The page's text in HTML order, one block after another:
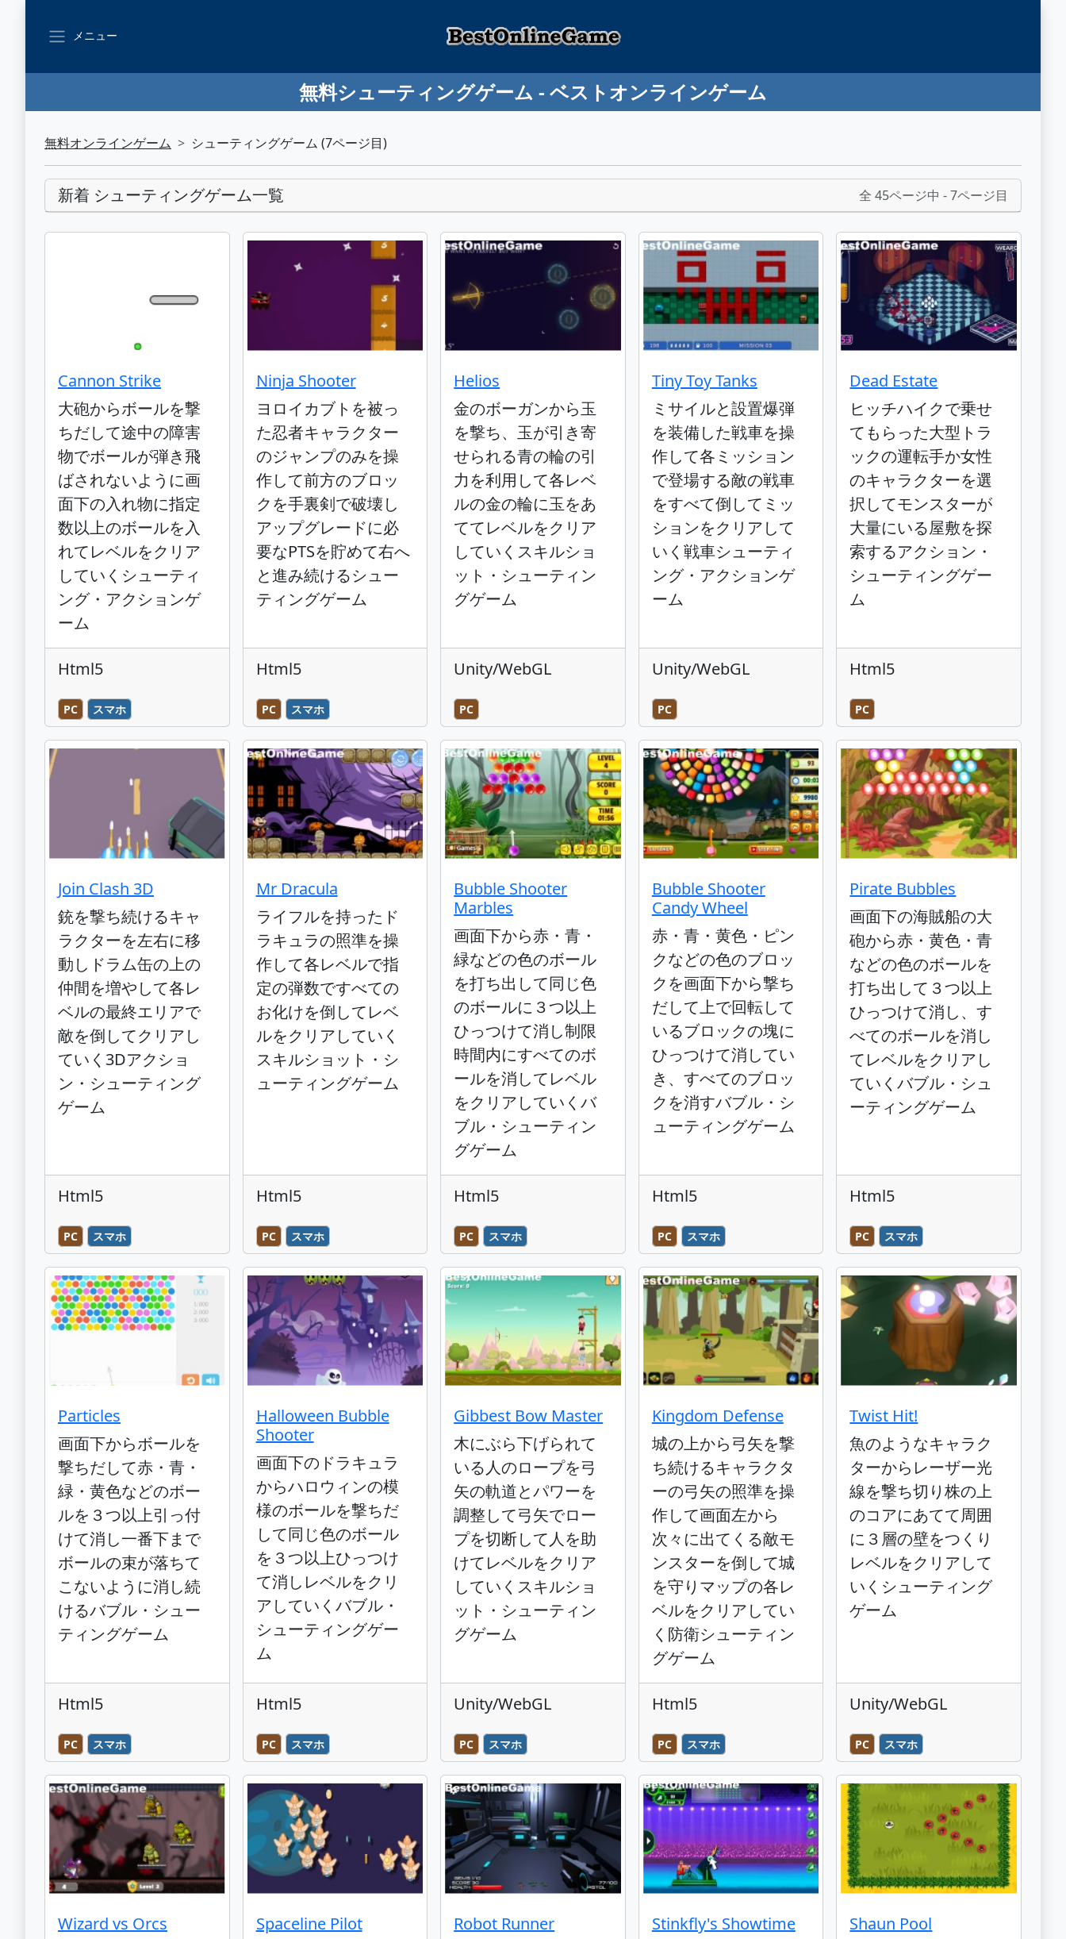
メニュー
無料シューティングゲーム - ベストオンラインゲーム
無料オンラインゲーム シューティングゲーム (7ページ目)
新着 シューティングゲーム一覧 全 45ページ中 - 7ページ目
Cannon Strike
大砲からボールを撃
ちだして途中の障害
物でボールが弾き飛
ばされないように画
面下の入れ物に指定
数以上のボールを入
れてレベルをクリア
していくシューティ
ング・アクションゲ
ーム
Html5
PC スマホ
Ninja Shooter
ヨロイカブトを被っ
た忍者キャラクター
のジャンプのみを操
作して前方のブロッ
クを手裏剣で破壊し
アップグレードに必
要なPTSを貯めて右へ
と進み続けるシュー
ティングゲーム
Html5
PC スマホ
Helios
金のボーガンから玉
を撃ち、玉が引き寄
せられる青の輪の引
力を利用して各レベ
ルの金の輪に玉をあ
ててレベルをクリア
していくスキルショ
ット・シューティン
グゲーム
Unity/WebGL
PC
Tiny Toy Tanks
ミサイルと設置爆弾
を装備した戦車を操
作して各ミッション
で登場する敵の戦車
をすべて倒してミッ
ションをクリアして
いく戦車シューティ
ング・アクションゲ
ーム
Unity/WebGL
PC
Dead Estate
ヒッチハイクで乗せ
てもらった大型トラ
ックの運転手か女性
のキャラクターを選
択してモンスターが
大量にいる屋敷を探
索するアクション・
シューティングゲー
ム
Html5
PC
Join Clash 3D
銃を撃ち続けるキャ
ラクターを左右に移
動しドラム缶の上の
仲間を増やして各レ
ベルの最終エリアで
敵を倒してクリアし
ていく3Dアクショ
ン・シューティング
ゲーム
Html5
PC スマホ
Mr Dracula
ライフルを持ったド
ラキュラの照準を操
作して各レベルで指
定の弾数ですべての
お化けを倒してレベ
ルをクリアしていく
スキルショット・シ
ューティングゲーム
Html5
PC スマホ
Bubble Shooter
Marbles
画面下から赤・青・
緑などの色のボール
を打ち出して同じ色
のボールに３つ以上
ひっつけて消し制限
時間内にすべてのボ
ールを消してレベル
をクリアしていくバ
ブル・シューティン
グゲーム
Html5
PC スマホ
Bubble Shooter
Candy Wheel
赤・青・黄色・ピン
クなどの色のブロッ
クを画面下から撃ち
だして上で回転して
いるブロックの塊に
ひっつけて消してい
き、すべてのブロッ
クを消すバブル・シ
ューティングゲーム
Html5
PC スマホ
Pirate Bubbles
画面下の海賊船の大
砲から赤・黄色・青
などの色のボールを
打ち出して３つ以上
ひっつけて消し、す
べてのボールを消し
てレベルをクリアし
ていくバブル・シュ
ーティングゲーム
Html5
PC スマホ
Particles
画面下からボールを
撃ちだして赤・青・
緑・黄色などのボー
ルを３つ以上引っ付
けて消し一番下まで
ボールの束が落ちて
こないように消し続
けるバブル・シュー
ティングゲーム
Html5
PC スマホ
Halloween Bubble
Shooter
画面下のドラキュラ
からハロウィンの模
様のボールを撃ちだ
して同じ色のボール
を３つ以上ひっつけ
て消しレベルをクリ
アしていくバブル・
シューティングゲー
ム
Html5
PC スマホ
Gibbest Bow Master
木にぶら下げられて
いる人のロープを弓
矢の軌道とパワーを
調整して弓矢でロー
プを切断して人を助
けてレベルをクリア
していくスキルショ
ット・シューティン
グゲーム
Unity/WebGL
PC スマホ
Kingdom Defense
城の上から弓矢を撃
ち続けるキャラクタ
ーの弓矢の照準を操
作して画面左から
次々に出てくる敵モ
ンスターを倒して城
を守りマップの各レ
ベルをクリアしてい
く防衛シューティン
グゲーム
Html5
PC スマホ
Twist Hit!
魚のようなキャラク
ターからレーザー光
線を撃ち切り株の上
のコアにあてて周囲
に３層の壁をつくり
レベルをクリアして
いくシューティング
ゲーム
Unity/WebGL
PC スマホ
Wizard vs Orcs
Spaceline Pilot
Robot Runner
Stinkfly's Showtime
Shaun Pool